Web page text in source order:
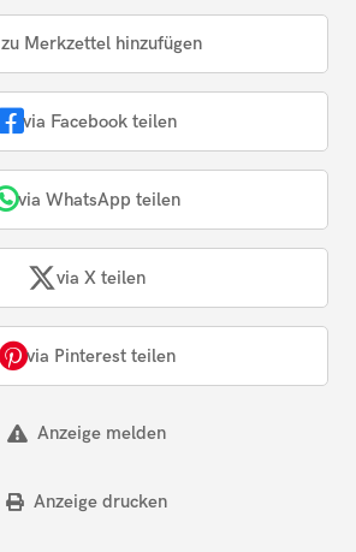
zu Merkzettel hinzufügen
via Facebook teilen
via WhatsApp teilen
via X teilen
via Pinterest teilen
Anzeige melden
Anzeige drucken